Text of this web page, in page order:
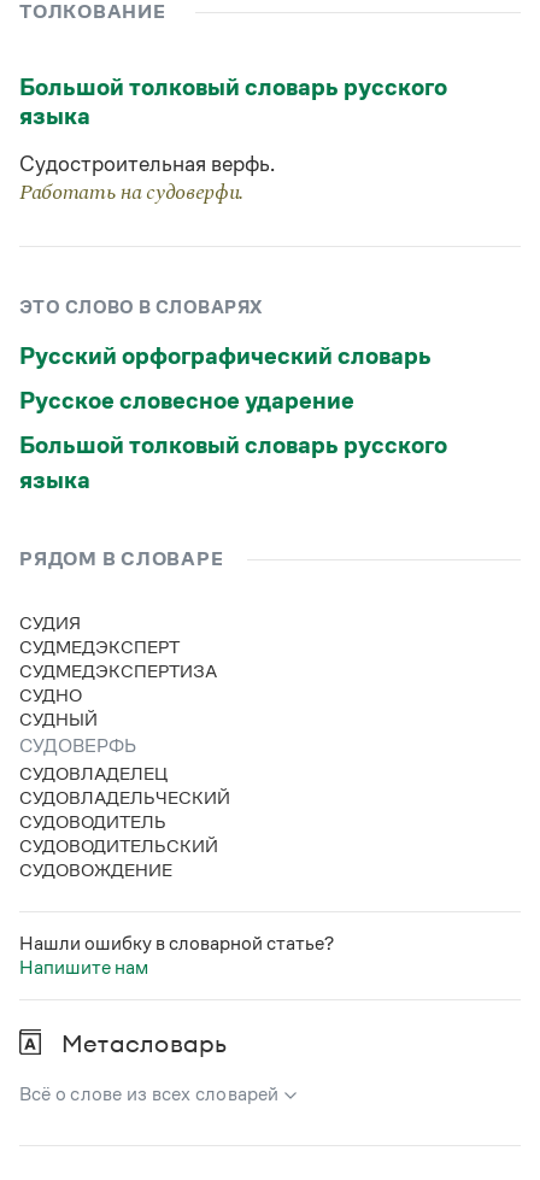
Словари русского языка как государственного
Справочники
Правила русской орфографии и пунктуации
Русский язык. Краткий теоретический курс
Справочник по фразеологии
Словарь-справочник непростые слова
Журнал
Статьи
Лекции и подкасты
Рекомендуем
Учебник Грамоты
Правила русского языка: от азов до тонкостей
Интерактивные упражнения: от простого к сложному
Скороговорки
Издательство
Учебники и справочники
Все книги
Управление в русском языке
Правила русской орфографии и пунктуации
ТОЛКОВАНИЕ
Большой толковый словарь русского
языка
Судостроительная верфь.
Работать на судоверфи.
ЭТО СЛОВО В СЛОВАРЯХ
Русский орфографический словарь
Русское словесное ударение
Большой толковый словарь русского
языка
РЯДОМ В СЛОВАРЕ
СУДИЯ
СУДМЕДЭКСПЕРТ
СУДМЕДЭКСПЕРТИЗА
СУДНО
СУДНЫЙ
СУДОВЕРФЬ
СУДОВЛАДЕЛЕЦ
СУДОВЛАДЕЛЬЧЕСКИЙ
СУДОВОДИТЕЛЬ
СУДОВОДИТЕЛЬСКИЙ
СУДОВОЖДЕНИЕ
Нашли ошибку в словарной статье?
Напишите нам
Метасловарь
Всё о слове из всех словарей
В метасловаре Грамоты в удобном виде собрана вся